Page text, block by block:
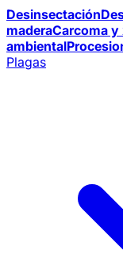
Desinsectación
maderaCarcoma
ambiental
Plagas